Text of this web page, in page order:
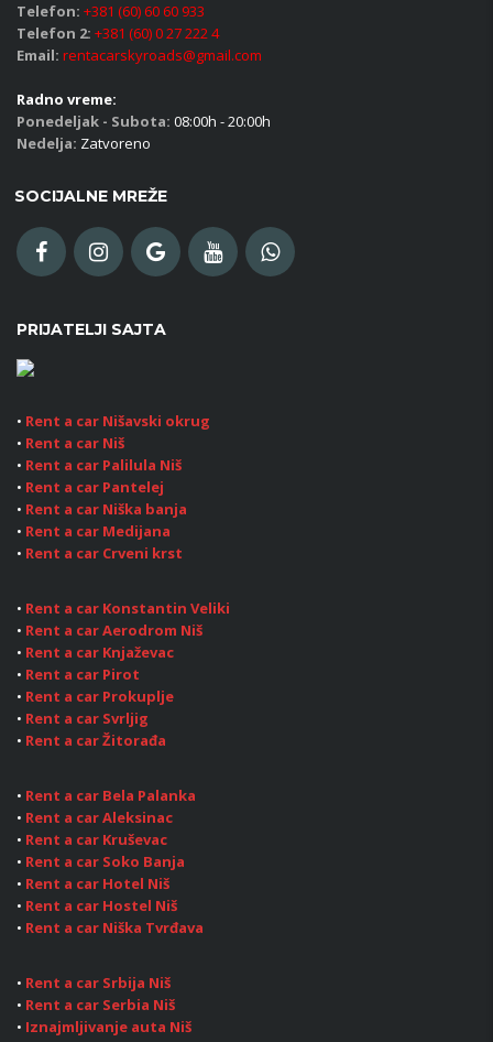
Telefon: +381 (60) 60 60 933
Telefon 2: +381 (60) 0 27 222 4
Email: rentacarskyroads@gmail.com
Radno vreme:
Ponedeljak - Subota: 08:00h - 20:00h
Nedelja: Zatvoreno
SOCIJALNE MREŽE
PRIJATELJI SAJTA
• Rent a car Nišavski okrug
• Rent a car Niš
• Rent a car Palilula Niš
• Rent a car Pantelej
• Rent a car Niška banja
• Rent a car Medijana
• Rent a car Crveni krst
• Rent a car Konstantin Veliki
• Rent a car Aerodrom Niš
• Rent a car Knjaževac
• Rent a car Pirot
• Rent a car Prokuplje
• Rent a car Svrljig
• Rent a car Žitorađa
• Rent a car Bela Palanka
• Rent a car Aleksinac
• Rent a car Kruševac
• Rent a car Soko Banja
• Rent a car Hotel Niš
• Rent a car Hostel Niš
• Rent a car Niška Tvrđava
• Rent a car Srbija Niš
• Rent a car Serbia Niš
• Iznajmljivanje auta Niš